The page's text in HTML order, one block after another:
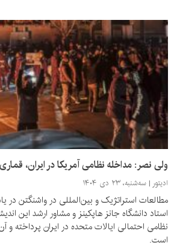
ولی نصر: مداخله نظامی آمریکا در ایران،
ادیتور سه‌شنبه، ۲۳ دی ۱۴۰۴
مطالعات استراتژیک و بین‌المللی در واشنگتن در
استاد دانشگاه جانز هاپکینز و مشاور ارشد این
نظامی احتمالی ایالات متحده در ایران پرداخته و
است.